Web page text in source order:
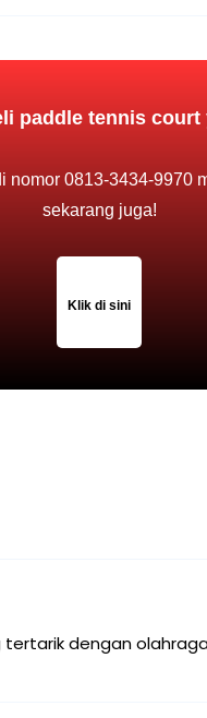
paddle tennis court
nomor 0813-3434-9970
sekarang juga!
Klik di sini
tertarik dengan